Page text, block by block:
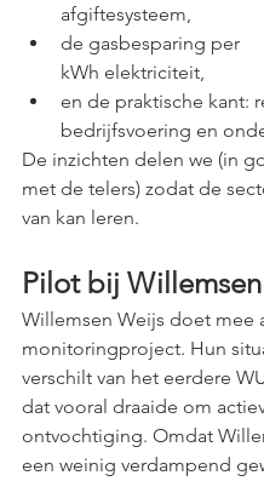
afgiftesysteem,
de gasbesparing per
kWh elektriciteit,
en de praktische kant:
bedrijfsvoering en
De inzichten delen we (in
met de telers) zodat de
van kan leren.
Pilot bij
Willemsen Weijs doet mee
monitoringproject. Hun
verschilt van het eerdere
dat vooral draaide om
ontvochtiging. Omdat
een weinig verdampend